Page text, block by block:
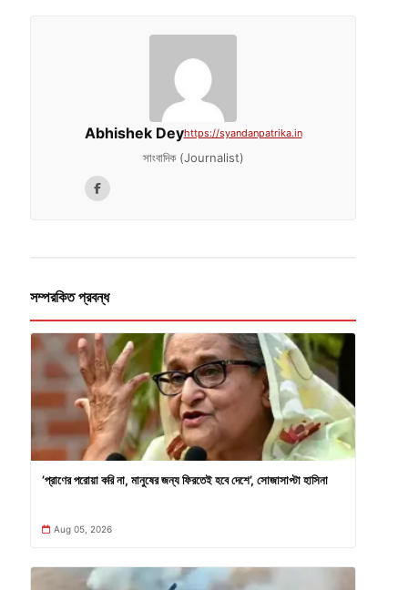
Abhishek Deyhttps://syandanpatrika.in
সাংবাদিক (Journalist)
সম্পরকিত প্রবন্ধ
’প্রাণের পরোয়া করি না, মানুষের জন্য ফিরতেই হবে দেশে’, সোজাসাপ্টা হাসিনা
Aug 05, 2026